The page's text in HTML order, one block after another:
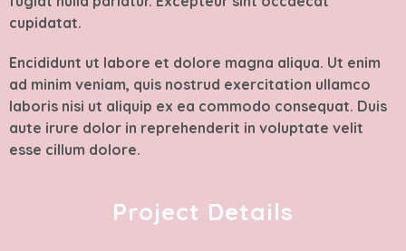
cupidatat.
Encididunt ut labore et dolore magna aliqua. Ut enim
ad minim veniam, quis nostrud exercitation ullamco
laboris nisi ut aliquip ex ea commodo consequat. Duis
aute irure dolor in reprehenderit in voluptate velit
esse cillum dolore.
Project Details